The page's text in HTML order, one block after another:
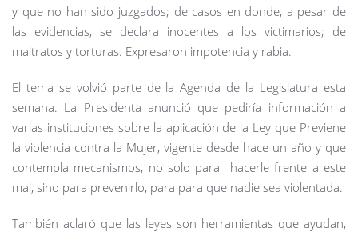
y que no han sido juzgados; de casos en donde, a pesar de
las evidencias, se declara inocentes a los victimarios; de
maltratos y torturas. Expresaron impotencia y rabia.
El tema se volvió parte de la Agenda de la Legislatura esta
semana. La Presidenta anunció que pediría información a
varias instituciones sobre la aplicación de la Ley que Previene
la violencia contra la Mujer, vigente desde hace un año y que
contempla mecanismos, no solo para hacerle frente a este
mal, sino para prevenirlo, para para que nadie sea violentada.
También aclaró que las leyes son herramientas que ayudan,